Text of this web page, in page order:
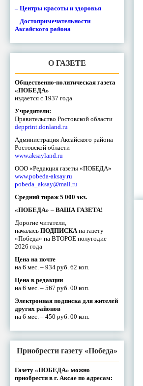
– Центры красоты и здоровья
– Достопримечательности
Аксайского района
О ГАЗЕТЕ
Общественно-политическая газета
«ПОБЕДА»
издается с 1937 года
Учредители:
Правительство Ростовской области
depprint.donland.ru
Администрация Аксайского района
Ростовской области
www.aksayland.ru
ООО «Редакция газеты «ПОБЕДА»
www.pobeda-aksay.ru
pobeda_aksay@mail.ru
Средний тираж 5 000 экз.
«ПОБЕДА» – ВАША ГАЗЕТА!
Дорогие читатели,
началась ПОДПИСКА на газету
«Победа» на ВТОРОЕ полугодие
2026 года
Цена на почте
на 6 мес. – 934 руб. 62 коп.
Цена в редакции
на 6 мес. – 567 руб. 00 коп.
Электронная подписка для жителей
других районов
на 6 мес. – 450 руб. 00 коп.
Приобрести газету «Победа»
Газету «ПОБЕДА» можно
приобрести в г. Аксае по адресам: